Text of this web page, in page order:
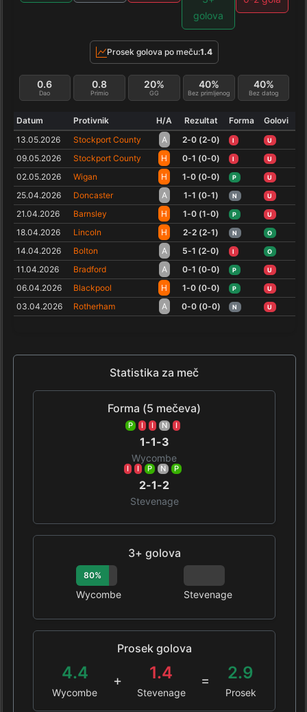
golova
Prosek golova po meču:1.4
Dao
0.6
Primio
0.8
GG
20%
Bez primljenog
40%
Bez datog
40%
Datum Protivnik H/A Rezultat Forma
Golovi
13.05.2026
Stockport County A 2-0 (2-0) I U
09.05.2026 Stockport County H 0-1 (0-0) I U
02.05.2026 Wigan H 1-0 (0-0) P U
25.04.2026 Doncaster A 1-1 (0-1) N U
21.04.2026 Barnsley H 1-0 (1-0) P U
18.04.2026 Lincoln H 2-2 (2-1) N O
14.04.2026 Bolton A 5-1 (2-0) I O
11.04.2026 Bradford A 0-1 (0-0) P U
06.04.2026 Blackpool H 1-0 (0-0) P U
03.04.2026 Rotherham A 0-0 (0-0) N U
Statistika za meč
Forma (5 mečeva)
P I I N I
1-1-3
Wycombe
I I P N P
2-1-2
Stevenage
3+ golova
80%
Wycombe Stevenage
Prosek golova
4.4
Wycombe
+ 1.4
Stevenage
= 2.9
Prosek